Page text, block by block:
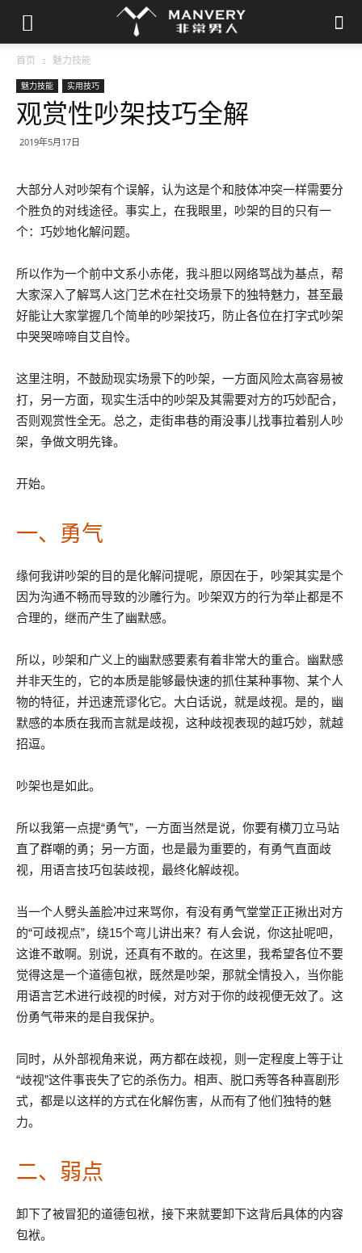
首页 魅力技能
魅力技能 实用技巧
观赏性吵架技巧全解
2019年5月17日
大部分人对吵架有个误解，认为这是个和肢体冲突一样需要分
个胜负的对线途径。事实上，在我眼里，吵架的目的只有一
个：巧妙地化解问题。
所以作为一个前中文系小赤佬，我斗胆以网络骂战为基点，帮
大家深入了解骂人这门艺术在社交场景下的独特魅力，甚至最
好能让大家掌握几个简单的吵架技巧，防止各位在打字式吵架
中哭哭啼啼自艾自怜。
这里注明，不鼓励现实场景下的吵架，一方面风险太高容易被
打，另一方面，现实生活中的吵架及其需要对方的巧妙配合，
否则观赏性全无。总之，走街串巷的甭没事儿找事拉着别人吵
架，争做文明先锋。
开始。
一、勇气
缘何我讲吵架的目的是化解问提呢，原因在于，吵架其实是个
因为沟通不畅而导致的沙雕行为。吵架双方的行为举止都是不
合理的，继而产生了幽默感。
所以，吵架和广义上的幽默感要素有着非常大的重合。幽默感
并非天生的，它的本质是能够最快速的抓住某种事物、某个人
物的特征，并迅速荒谬化它。大白话说，就是歧视。是的，幽
默感的本质在我而言就是歧视，这种歧视表现的越巧妙，就越
招逗。
吵架也是如此。
所以我第一点提“勇气”，一方面当然是说，你要有横刀立马站
直了群嘲的勇；另一方面，也是最为重要的，有勇气直面歧
视，用语言技巧包装歧视，最终化解歧视。
当一个人劈头盖脸冲过来骂你，有没有勇气堂堂正正揪出对方
的“可歧视点”，绕15个弯儿讲出来？有人会说，你这扯呢吧，
这谁不敢啊。别说，还真有不敢的。在这里，我希望各位不要
觉得这是一个道德包袱，既然是吵架，那就全情投入，当你能
用语言艺术进行歧视的时候，对方对于你的歧视便无效了。这
份勇气带来的是自我保护。
同时，从外部视角来说，两方都在歧视，则一定程度上等于让
“歧视”这件事丧失了它的杀伤力。相声、脱口秀等各种喜剧形
式，都是以这样的方式在化解伤害，从而有了他们独特的魅
力。
二、弱点
卸下了被冒犯的道德包袱，接下来就要卸下这背后具体的内容
包袱。